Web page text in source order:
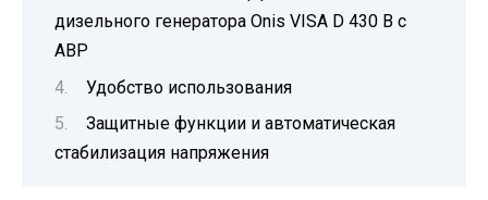
дизельного генератора Onis VISA D 430 B с
АВР
Удобство использования
Защитные функции и автоматическая
стабилизация напряжения